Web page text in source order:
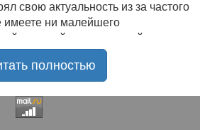
свою актуальность из за частого
ни малейшего
новый качественный контент
таком случае вы обратились по
своих старых и новых
полностью